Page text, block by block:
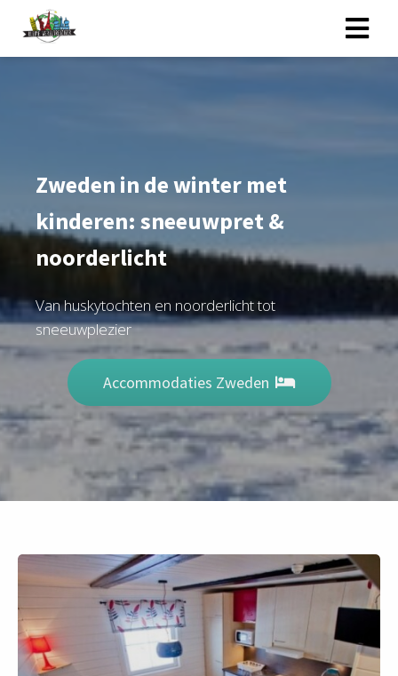
Zweden in de winter met
kinderen: sneeuwpret &
noorderlicht
Van huskytochten en noorderlicht tot
sneeuwplezier
Accommodaties Zweden